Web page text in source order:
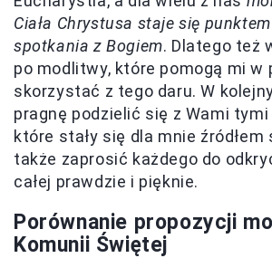
Ciała Chrystusa staje się
spotkania z Bogiem. Dlatego też
po modlitwy, które pomogą mi w
skorzystać z tego daru. W
pragnę podzielić się z Wami
które stały się dla mnie źródłem
także zaprosić każdego do
całej prawdzie i pięknie.
Porównanie propozycji
Komunii Świętej